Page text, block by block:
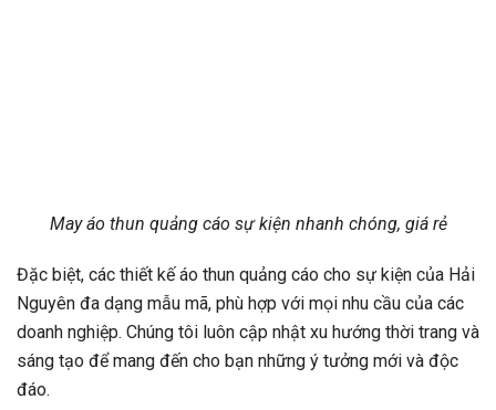
May áo thun quảng cáo sự kiện nhanh chóng, giá rẻ
Đặc biệt, các thiết kế áo thun quảng cáo cho sự kiện của Hải
Nguyên đa dạng mẫu mã, phù hợp với mọi nhu cầu của các
doanh nghiệp. Chúng tôi luôn cập nhật xu hướng thời trang và
sáng tạo để mang đến cho bạn những ý tưởng mới và độc
đáo.